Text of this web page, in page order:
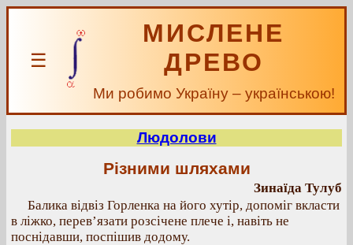
☰
МИСЛЕНЕ
ДРЕВО
Ми робимо Україну – українською!
Людолови
Різними шляхами
Зинаїда Тулуб
Балика відвіз Горленка на його хутір, допоміг вкласти
в ліжко, перев’язати розсічене плече і, навіть не
поснідавши, поспішив додому.